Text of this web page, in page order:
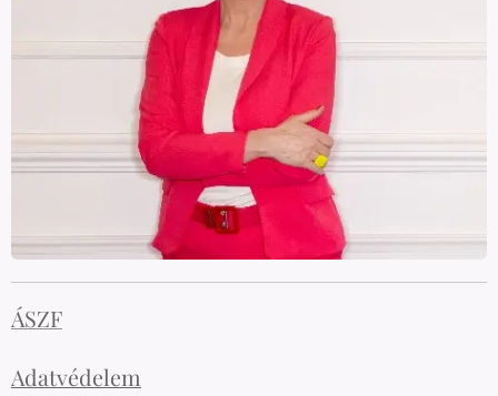
ÁSZF
Adatvédelem